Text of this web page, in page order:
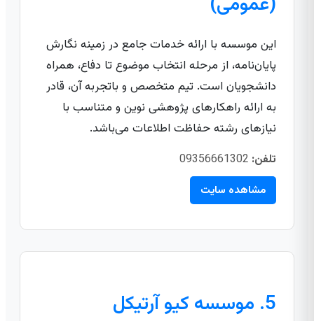
این موسسه با ارائه خدمات جامع در زمینه نگارش
پایان‌نامه، از مرحله انتخاب موضوع تا دفاع، همراه
دانشجویان است. تیم متخصص و باتجربه آن، قادر
به ارائه راهکارهای پژوهشی نوین و متناسب با
نیازهای رشته حفاظت اطلاعات می‌باشد.
تلفن:
مشاهده سایت
5. موسسه کیو آرتیکل